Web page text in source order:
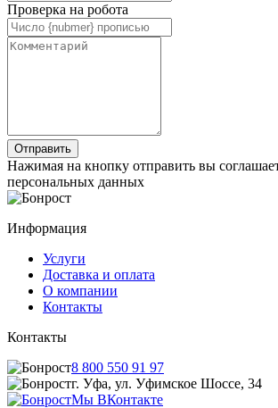
Проверка на робота
Нажимая на кнопку отправить вы
персональных данных
Информация
Услуги
Доставка и оплата
О компании
Контакты
Контакты
8 800 550 91 97
г. Уфа, ул. Уфимское Шоссе, 34
Мы ВКонтакте